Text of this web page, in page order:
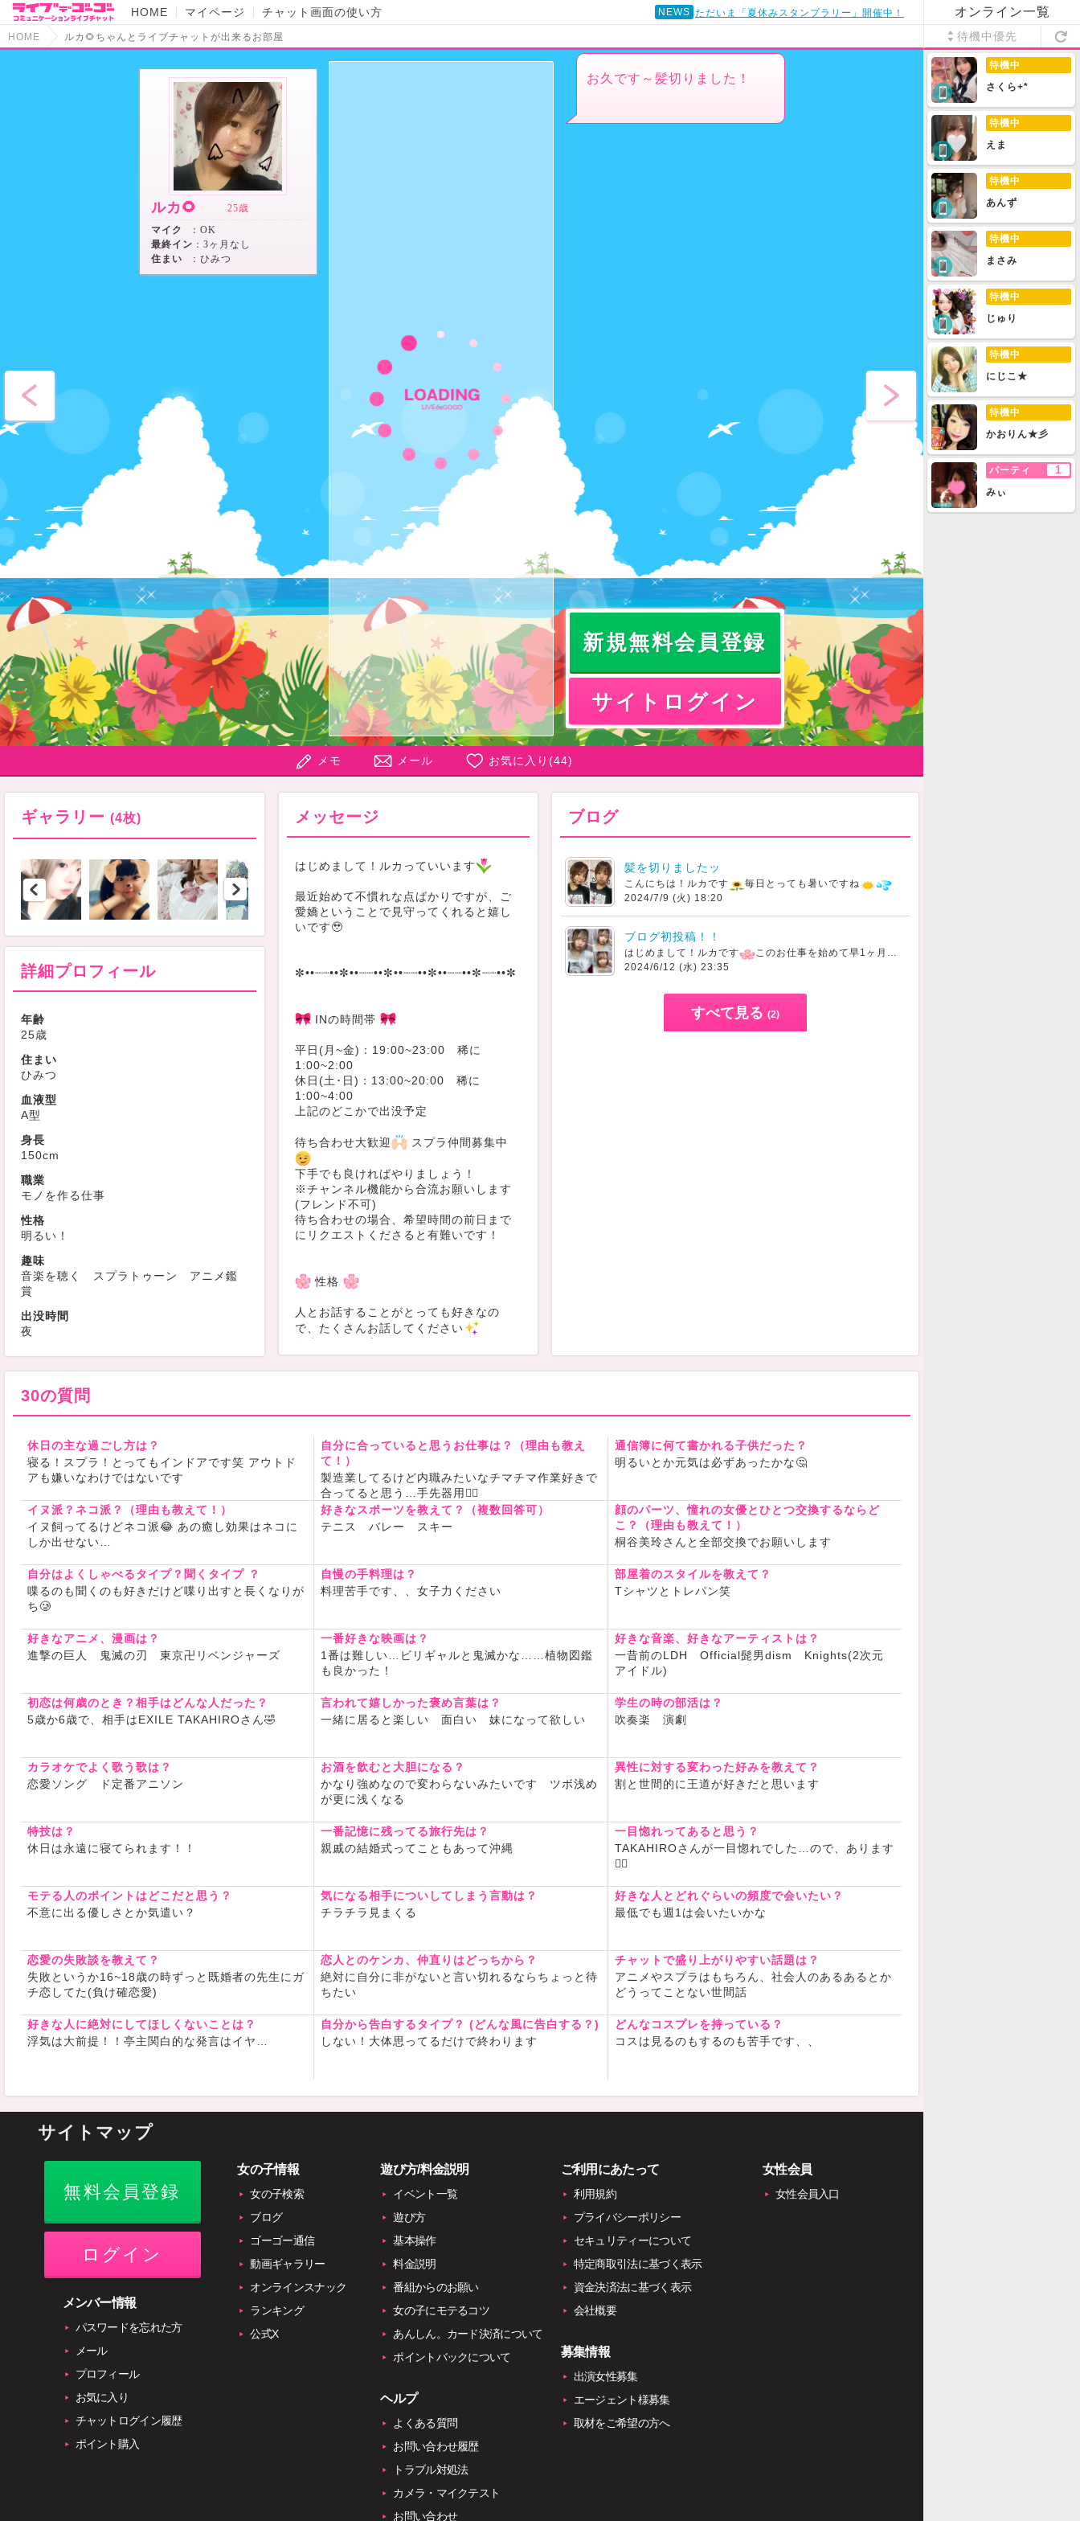
HOME マイページ チャット画面の使い方 NEWS ただいま「夏休みスタンプラリー」開催中！
HOME ルカ🌻ちゃんとライブチャットが出来るお部屋
ルカ🌻
25歳
マイク
：OK
最終イン ：3ヶ月なし
住まい
：ひみつ
お久です～髪切りました！
新規無料会員登録
サイトログイン
メモ メール お気に入り(44)
ギャラリー (4枚)
詳細プロフィール
年齢
25歳
住まい
ひみつ
血液型
A型
身長
150cm
職業
モノを作る仕事
性格
明るい！
趣味
音楽を聴く スプラトゥーン アニメ鑑
賞
出没時間
夜
メッセージ
はじめまして！ルカっていいます
最近始めて不慣れな点ばかりですが、ご
愛嬌ということで見守ってくれると嬉し
いです🥹
✼••┈┈••✼••┈┈••✼••┈┈••✼••┈┈••✼┈┈••✼
INの時間帯
平日(月~金)：19:00~23:00 稀に
1:00~2:00
休日(土･日)：13:00~20:00 稀に
1:00~4:00
上記のどこかで出没予定
待ち合わせ大歓迎 スプラ仲間募集中
下手でも良ければやりましょう！
※チャンネル機能から合流お願いします
(フレンド不可)
待ち合わせの場合、希望時間の前日まで
にリクエストくださると有難いです！
性格
人とお話することがとっても好きなの
で、たくさんお話してください
年上の方との接し方が上手いんだと解釈
しています。笑
趣味
音楽を聴くこと、ゲーム、アニメ鑑賞！
アニメは進撃の巨人と鬼滅の刃と東京リ
ベンジャーズが特に好きで、漫画も全巻
持ってます
声優さん大好き！！
今は主に2次元アイドルのオタクしてます
EXILE･三代目JSB･GENE･E-girlsは青春
すし、それ以外でも楽しくお話できたら
それだけで嬉しいなって思います
✼••┈┈••✼••┈┈••✼••┈┈••✼••┈┈••✼┈┈••✼
えたら…無駄な時間は過ごさせないよう
に精一杯頑張りますので、よろしくお願
いします
ブログ
髪を切りましたッ
こんにちは！ルカです 毎日とっても暑いですね
2024/7/9 (火) 18:20
ブログ初投稿！！
はじめまして！ルカです
このお仕事を始めて早1ヶ月！徐々に慣れてきて新人期間も過ぎたので、以前から多くの方にリクエストをいただいていたブログを、このタイミングで始めてみようと思います
2024/6/12 (水) 23:35
すべて見る (2)
30の質問
休日の主な過ごし方は？
寝る！スプラ！とってもインドアです笑 アウトド
アも嫌いなわけではないです
自分に合っていると思うお仕事は？（理由も教え
て！）
製造業してるけど内職みたいなチマチマ作業好きで
合ってると思う…手先器用👍🏻
通信簿に何て書かれる子供だった？
明るいとか元気は必ずあったかな🤔
イヌ派？ネコ派？（理由も教えて！）
イヌ飼ってるけどネコ派😂 あの癒し効果はネコに
しか出せない…
好きなスポーツを教えて？（複数回答可）
テニス バレー スキー
顔のパーツ、憧れの女優とひとつ交換するならど
こ？（理由も教えて！）
桐谷美玲さんと全部交換でお願いします
自分はよくしゃべるタイプ？聞くタイプ ？
喋るのも聞くのも好きだけど喋り出すと長くなりが
ち🥲
自慢の手料理は？
料理苦手です、、女子力ください
部屋着のスタイルを教えて？
Tシャツとトレパン笑
好きなアニメ、漫画は？
進撃の巨人 鬼滅の刃 東京卍リベンジャーズ
一番好きな映画は？
1番は難しい…ビリギャルと鬼滅かな……植物図鑑
も良かった！
好きな音楽、好きなアーティストは？
一昔前のLDH Official髭男dism Knights(2次元
アイドル)
初恋は何歳のとき？相手はどんな人だった？
5歳か6歳で、相手はEXILE TAKAHIROさん🤣
言われて嬉しかった褒め言葉は？
一緒に居ると楽しい 面白い 妹になって欲しい
学生の時の部活は？
吹奏楽 演劇
カラオケでよく歌う歌は？
恋愛ソング ド定番アニソン
お酒を飲むと大胆になる？
かなり強めなので変わらないみたいです ツボ浅め
が更に浅くなる
異性に対する変わった好みを教えて？
割と世間的に王道が好きだと思います
特技は？
休日は永遠に寝てられます！！
一番記憶に残ってる旅行先は？
親戚の結婚式ってこともあって沖縄
一目惚れってあると思う？
TAKAHIROさんが一目惚れでした…ので、あります
✊🏻
モテる人のポイントはどこだと思う？
不意に出る優しさとか気遣い？
気になる相手についしてしまう言動は？
チラチラ見まくる
好きな人とどれぐらいの頻度で会いたい？
最低でも週1は会いたいかな
恋愛の失敗談を教えて？
失敗というか16~18歳の時ずっと既婚者の先生にガ
チ恋してた(負け確恋愛)
恋人とのケンカ、仲直りはどっちから？
絶対に自分に非がないと言い切れるならちょっと待
ちたい
チャットで盛り上がりやすい話題は？
アニメやスプラはもちろん、社会人のあるあるとか
どうってことない世間話
好きな人に絶対にしてほしくないことは？
浮気は大前提！！亭主関白的な発言はイヤ…
自分から告白するタイプ？ (どんな風に告白する？)
しない！大体思ってるだけで終わります
どんなコスプレを持っている？
コスは見るのもするのも苦手です、、
サイトマップ
無料会員登録
ログイン
メンバー情報
パスワードを忘れた方
メール
プロフィール
お気に入り
チャットログイン履歴
ポイント購入
女の子情報
女の子検索
ブログ
ゴーゴー通信
動画ギャラリー
オンラインスナック
ランキング
公式X
遊び方/料金説明
イベント一覧
遊び方
基本操作
料金説明
番組からのお願い
女の子にモテるコツ
あんしん。カード決済について
ポイントバックについて
ヘルプ
よくある質問
お問い合わせ履歴
トラブル対処法
カメラ・マイクテスト
お問い合わせ
ご利用にあたって
利用規約
プライバシーポリシー
セキュリティーについて
特定商取引法に基づく表示
資金決済法に基づく表示
会社概要
募集情報
出演女性募集
エージェント様募集
取材をご希望の方へ
女性会員
女性会員入口
オンライン一覧
待機中優先
待機中
さくら+*
待機中
えま
待機中
あんず
待機中
まさみ
待機中
じゅり
待機中
にじこ★
待機中
かおりん★彡
パーティ 1
みぃ